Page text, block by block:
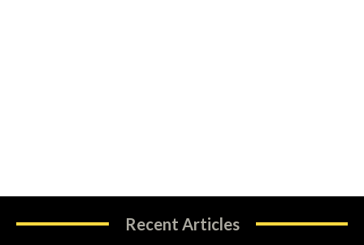
Recent Articles